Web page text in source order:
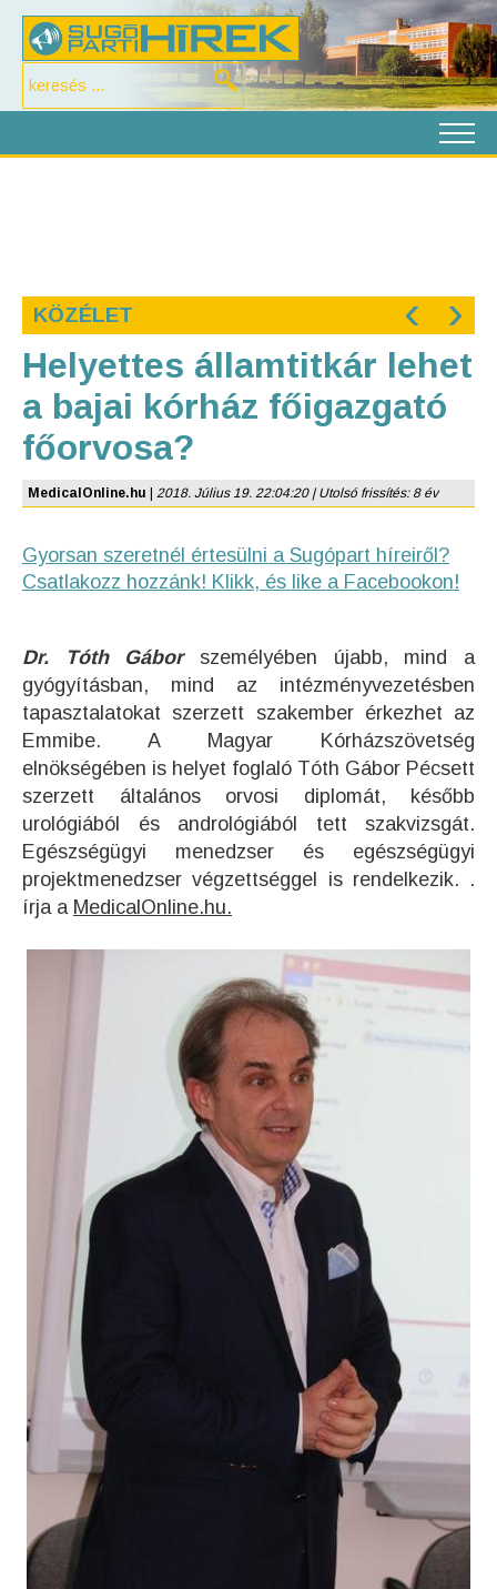
KÖZÉLET ‹ ›
Helyettes államtitkár lehet
a bajai kórház főigazgató
főorvosa?
MedicalOnline.hu 2018. Július 19. 22:04:20 | Utolsó frissítés: 8 év
Gyorsan szeretnél értesülni a Sugópart híreiről?
Csatlakozz hozzánk! Klikk, és like a Facebookon!
Dr. Tóth Gábor
személyében újabb, mind a
gyógyításban, mind az intézményvezetésben
tapasztalatokat szerzett szakember érkezhet az
Emmibe. A Magyar Kórházszövetség
elnökségében is helyet foglaló Tóth Gábor Pécsett
szerzett általános orvosi diplomát, később
urológiából és andrológiából tett szakvizsgát.
Egészségügyi menedzser és egészségügyi
projektmenedzser végzettséggel is rendelkezik. .
írja a MedicalOnline.hu.